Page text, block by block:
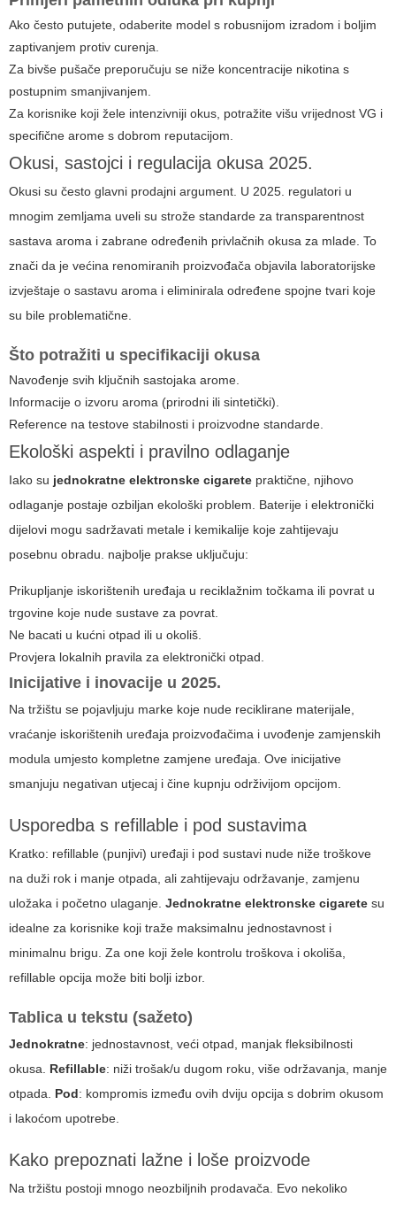
Ako često putujete, odaberite model s robusnijom izradom i boljim
zaptivanjem protiv curenja.
Za bivše pušače preporučuju se niže koncentracije nikotina s
postupnim smanjivanjem.
Za korisnike koji žele intenzivniji okus, potražite višu vrijednost VG i
specifične arome s dobrom reputacijom.
Okusi, sastojci i regulacija okusa 2025.
Okusi su često glavni prodajni argument. U 2025. regulatori u
mnogim zemljama uveli su strože standarde za transparentnost
sastava aroma i zabrane određenih privlačnih okusa za mlade. To
znači da je većina renomiranih proizvođača objavila laboratorijske
izvještaje o sastavu aroma i eliminirala određene spojne tvari koje
su bile problematične.
Što potražiti u specifikaciji okusa
Navođenje svih ključnih sastojaka arome.
Informacije o izvoru aroma (prirodni ili sintetički).
Reference na testove stabilnosti i proizvodne standarde.
Ekološki aspekti i pravilno odlaganje
Iako su jednokratne elektronske cigarete praktične, njihovo
odlaganje postaje ozbiljan ekološki problem. Baterije i elektronički
dijelovi mogu sadržavati metale i kemikalije koje zahtijevaju
posebnu obradu. najbolje prakse uključuju:
Prikupljanje iskorištenih uređaja u reciklažnim točkama ili povrat u
trgovine koje nude sustave za povrat.
Ne bacati u kućni otpad ili u okoliš.
Provjera lokalnih pravila za elektronički otpad.
Inicijative i inovacije u 2025.
Na tržištu se pojavljuju marke koje nude reciklirane materijale,
vraćanje iskorištenih uređaja proizvođačima i uvođenje zamjenskih
modula umjesto kompletne zamjene uređaja. Ove inicijative
smanjuju negativan utjecaj i čine kupnju održivijom opcijom.
Usporedba s refillable i pod sustavima
Kratko: refillable (punjivi) uređaji i pod sustavi nude niže troškove
na duži rok i manje otpada, ali zahtijevaju održavanje, zamjenu
uložaka i početno ulaganje. Jednokratne elektronske cigarete su
idealne za korisnike koji traže maksimalnu jednostavnost i
minimalnu brigu. Za one koji žele kontrolu troškova i okoliša,
refillable opcija može biti bolji izbor.
Tablica u tekstu (sažeto)
Jednokratne: jednostavnost, veći otpad, manjak fleksibilnosti
okusa. Refillable: niži trošak/u dugom roku, više održavanja, manje
otpada. Pod: kompromis između ovih dviju opcija s dobrim okusom
i lakoćom upotrebe.
Kako prepoznati lažne i loše proizvode
Na tržištu postoji mnogo neozbiljnih prodavača. Evo nekoliko